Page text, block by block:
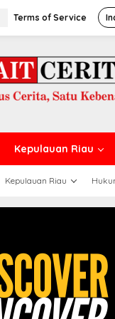
Terms of Service
Kepulauan Riau
Kepulauan Riau